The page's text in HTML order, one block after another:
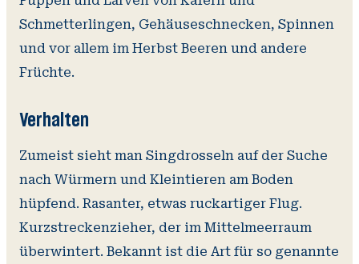
Schmetterlingen, Gehäuseschnecken, Spinnen
und vor allem im Herbst Beeren und andere
Früchte.
Verhalten
Zumeist sieht man Singdrosseln auf der Suche
nach Würmern und Kleintieren am Boden
hüpfend. Rasanter, etwas ruckartiger Flug.
Kurzstreckenzieher, der im Mittelmeerraum
überwintert. Bekannt ist die Art für so genannte